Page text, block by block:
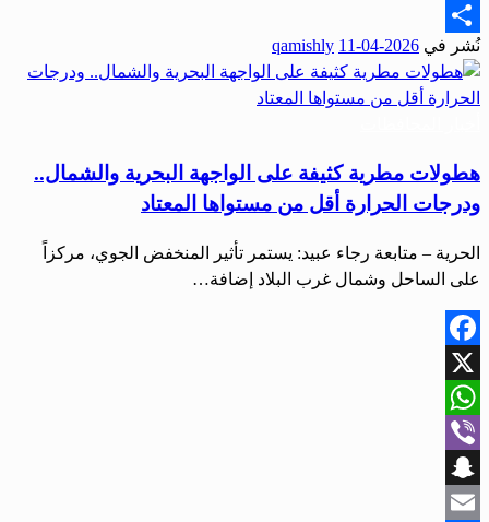
Email
Share
نُشر في 2026-04-11
qamishly
هطولات مطرية كثيفة على الواجهة البحرية والشمال..
ودرجات الحرارة أقل من مستواها المعتاد
الحرية – متابعة رجاء عبيد: يستمر تأثير المنخفض الجوي، مركزاً
على الساحل وشمال غرب البلاد إضافة…
Facebook
X
WhatsApp
Viber
Snapchat